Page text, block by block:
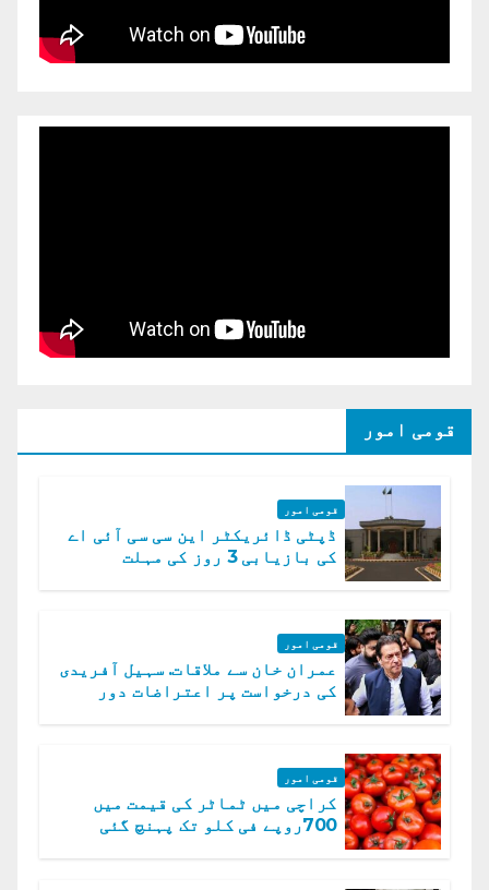
قومی امور
قومی امور
ڈپٹی ڈائریکٹر این سی سی آئی اے
کی بازیابی 3 روز کی مہلت
قومی امور
عمران خان سے ملاقات. سہیل آفریدی
کی درخواست پر اعتراضات دور
قومی امور
کراچی میں ٹماٹر کی قیمت میں
700روپے فی کلو تک پہنچ گئی